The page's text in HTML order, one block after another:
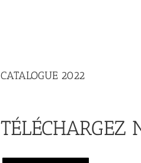
CATALOGUE 2022